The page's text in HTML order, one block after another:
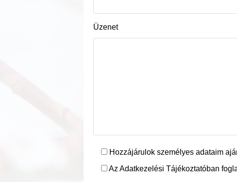
Üzenet
Hozzájárulok személyes adataim
Az Adatkezelési Tájékoztatóban